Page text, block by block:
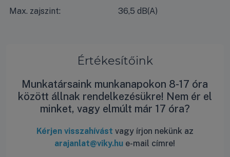
Max. zajszint:
36,5 dB(A)
Értékesítőink
Munkatársaink munkanapokon 8-17 óra
között állnak rendelkezésükre! Nem ér el
minket, vagy elmúlt már 17 óra?
Kérjen visszahívást vagy írjon nekünk az
arajanlat@viky.hu e-mail címre!